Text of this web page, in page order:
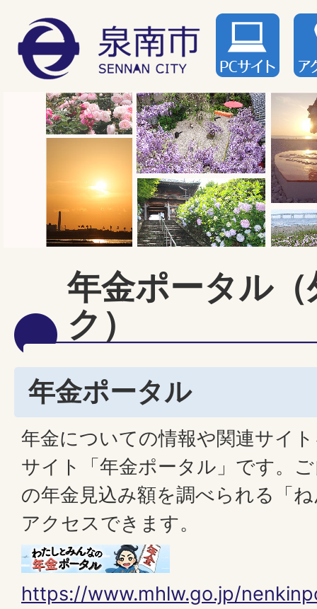
年金ポータル
ク）
年金ポータル
年金についての情報や関連サイ
サイト「年金ポータル」です。
の年金見込み額を調べられる「
アクセスできます。
https://www.mhlw.go.jp/